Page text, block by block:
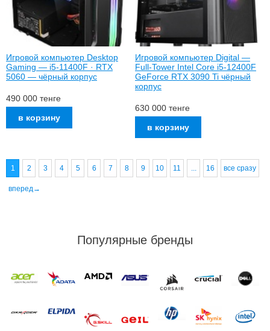
Игровой компьютер Desktop
Gaming — i5-11400F · RTX
5060 — чёрный корпус
490 000 тенге
Игровой компьютер Digital —
Full-Tower Intel Core i5-12400F
GeForce RTX 3090 Ti чёрный
корпус
630 000 тенге
1 2 3 4 5 6 7 8 9 10 11 ... 16 все сразу
вперед→
Популярные бренды